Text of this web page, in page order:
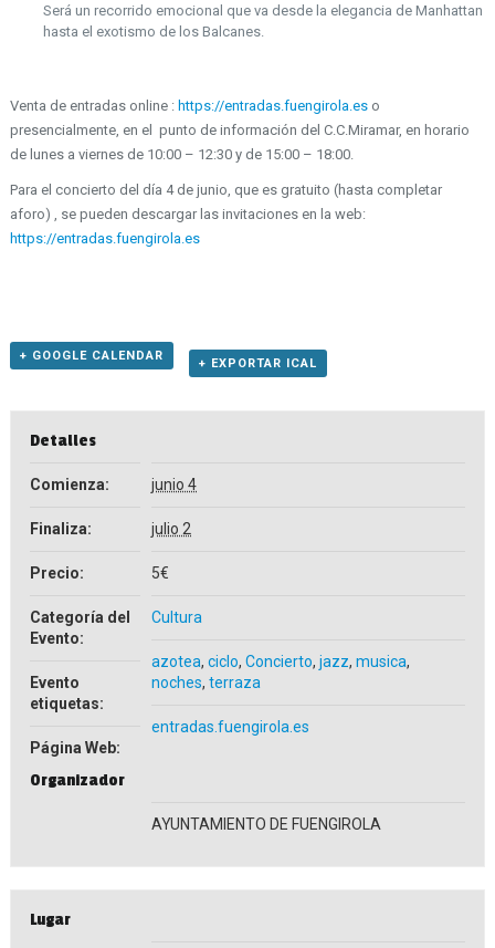
Será un recorrido emocional que va desde la elegancia de Manhattan
hasta el exotismo de los Balcanes.
Venta de entradas online : https://entradas.fuengirola.es o
presencialmente, en el punto de información del C.C.Miramar, en horario
de lunes a viernes de 10:00 – 12:30 y de 15:00 – 18:00.
Para el concierto del día 4 de junio, que es gratuito (hasta completar
aforo) , se pueden descargar las invitaciones en la web:
https://entradas.fuengirola.es
+ GOOGLE CALENDAR
+ EXPORTAR ICAL
Detalles
Comienza: junio 4
Finaliza: julio 2
Precio: 5€
Categoría del
Evento:
Cultura
Evento
etiquetas:
azotea,ciclo,Concierto,jazz,musica,
noches,terraza
Página Web:
entradas.fuengirola.es
Organizador
AYUNTAMIENTO DE FUENGIROLA
Lugar